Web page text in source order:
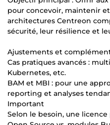
pour concevoir, maintenir
architectures Centreon
sécurité, leur résilience et
Ajustements et
Cas pratiques avancés :
Kubernetes, etc.
BAM et MBI : pour une
reporting et analyses
Important
Selon le besoin, une